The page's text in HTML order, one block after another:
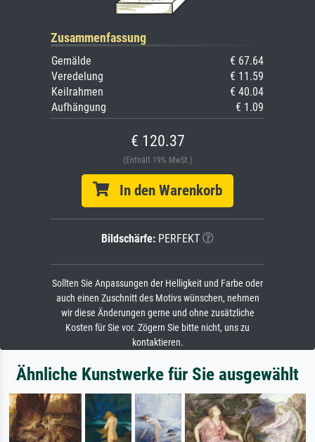
Zusammenfassung
Gemälde
€ 67.64
Veredelung
€ 11.59
Keilrahmen
€ 40.04
Aufhängung
€ 1.09
€ 120.37
(Enthält 19% MwSt.)
In den Warenkorb
Bildschärfe: PERFEKT
Sollten Sie Anpassungen der Helligkeit und Farbe oder
auch einen Zuschnitt des Motivs wünschen, nehmen
wir diese Änderungen gerne und ohne zusätzliche
Kosten für Sie vor. Zögern Sie bitte nicht, uns zu
kontaktieren.
Ähnliche Kunstwerke für Sie ausgewählt